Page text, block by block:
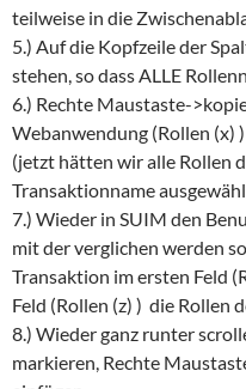
teilweise in die
5.) Auf die Kopfzeile der
stehen, so dass ALLE
6.) Rechte Maustaste-
Webanwendung (Rollen (x)
(jetzt hätten wir alle Rollen
Transaktionname
7.) Wieder in SUIM den
mit der verglichen werden
Transaktion im ersten Feld
Feld (Rollen (z) ) die Rollen
8.) Wieder ganz runter
markieren, Rechte